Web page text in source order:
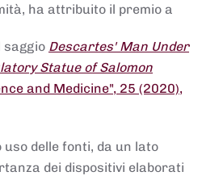
ha attribuito il premio a
saggio Descartes' Man Under
Statue of Salomon
and Medicine", 25 (2020),
delle fonti, da un lato
dei dispositivi elaborati